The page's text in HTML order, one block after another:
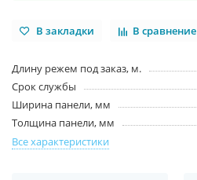
В закладки В сравнение
Длину режем под заказ, м.
Срок службы
Ширина панели, мм
Толщина панели, мм
Все характеристики